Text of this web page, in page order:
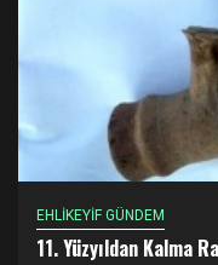
EHLİKEYİF GÜNDEM
11. Yüzyıldan Kalma